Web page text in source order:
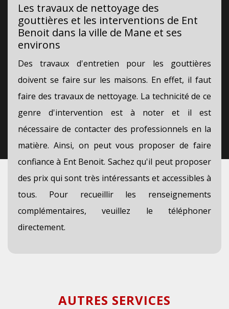
Les travaux de nettoyage des
gouttières et les interventions de Ent
Benoit dans la ville de Mane et ses
environs
Des travaux d'entretien pour les gouttières
doivent se faire sur les maisons. En effet, il faut
faire des travaux de nettoyage. La technicité de ce
genre d'intervention est à noter et il est
nécessaire de contacter des professionnels en la
matière. Ainsi, on peut vous proposer de faire
confiance à Ent Benoit. Sachez qu'il peut proposer
des prix qui sont très intéressants et accessibles à
tous. Pour recueillir les renseignements
complémentaires, veuillez le téléphoner
directement.
AUTRES SERVICES